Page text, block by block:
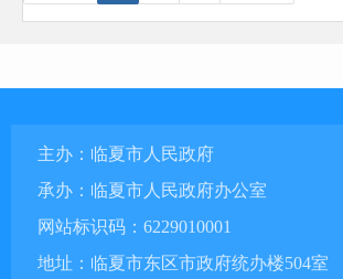
主办：临夏市人民政府
承办：临夏市人民政府办公室
网站标识码：6229010001
地址：临夏市东区市政府统办楼504室